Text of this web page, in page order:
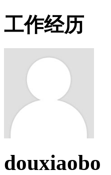
工作经历
douxiaobo